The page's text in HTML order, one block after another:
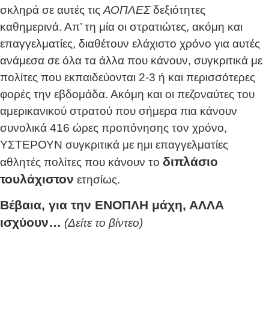
σκληρά σε αυτές τις ΑΟΠΛΕΣδεξιότητες
καθημερινά. Απ’ τη μία οι στρατιώτες, ακόμη και
επαγγελματίες, διαθέτουν ελάχιστο χρόνο για αυτές
ανάμεσα σε όλα τα άλλα που κάνουν, συγκριτικά με
πολίτες που εκπαιδεύονται 2-3 ή και περισσότερες
φορές την εβδομάδα. Ακόμη και οι πεζοναύτες του
αμερικανικού στρατού που σήμερα πια κάνουν
συνολικά 416 ώρες προπόνησης τον χρόνο,
ΥΣΤΕΡΟΥΝ συγκριτικά με ημι επαγγελματίες
αθλητές πολίτες που κάνουν το διπλάσιο
τουλάχιστον ετησίως.
Βέβαια, για την ΕΝΟΠΛΗ μάχη, ΑΛΛΑ
ισχύουν… (Δείτε το βίντεο)